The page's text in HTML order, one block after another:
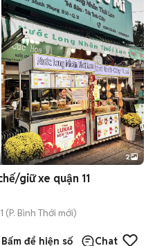
2
giữ xe quận 11
(P. Bình Thới mới)
Bấm để hiện số Chat